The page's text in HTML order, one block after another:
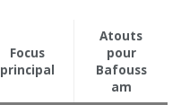
Focus
principal
Atouts
pour
Bafouss
am